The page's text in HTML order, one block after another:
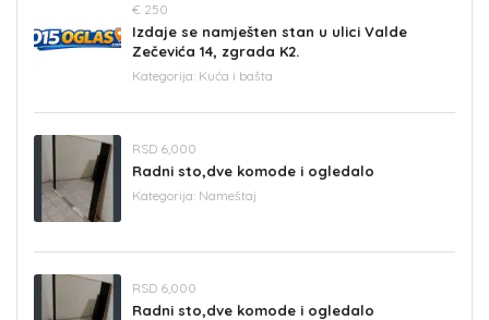
€ 250
Izdaje se namješten stan u ulici Valde
Zečevića 14, zgrada K2.
Kategorija: Kuća i bašta
RSD 6,000
Radni sto,dve komode i ogledalo
Kategorija: Nameštaj
RSD 6,000
Radni sto,dve komode i ogledalo